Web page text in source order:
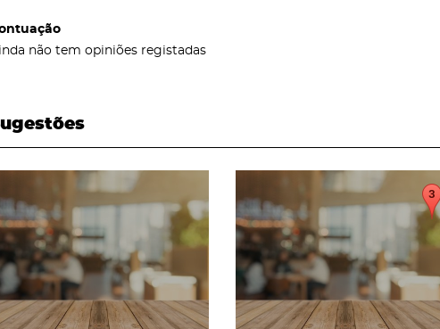
não tem opiniões registadas